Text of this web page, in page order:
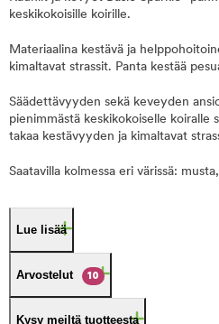
keskikokoisille koirille.
Materiaalina kestävä ja
kimaltavat strassit. Panta kestää
Säädettävyyden sekä keveyden
pienimmästä keskikokoiselle koiralle
takaa kestävyyden ja kimaltavat
Saatavilla kolmessa eri värissä:
Lue lisää
Arvostelut 10
Kysy meiltä tuotteesta